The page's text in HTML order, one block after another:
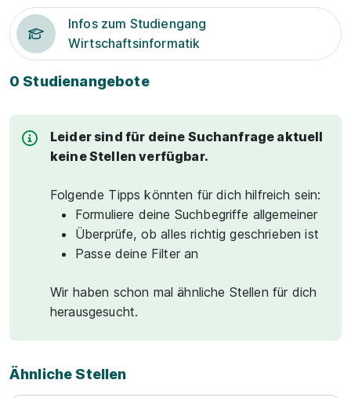
Infos zum Studiengang
Wirtschaftsinformatik
0 Studienangebote
Leider sind für deine Suchanfrage aktuell
keine Stellen verfügbar.
Folgende Tipps könnten für dich hilfreich sein:
Formuliere deine Suchbegriffe allgemeiner
Überprüfe, ob alles richtig geschrieben ist
Passe deine Filter an
Wir haben schon mal ähnliche Stellen für dich
herausgesucht.
Ähnliche Stellen